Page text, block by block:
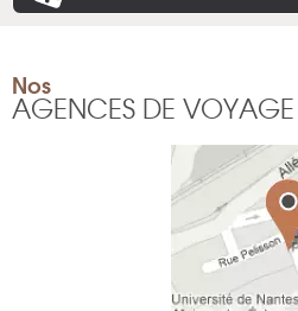
Nos
AGENCES DE VOYAGE